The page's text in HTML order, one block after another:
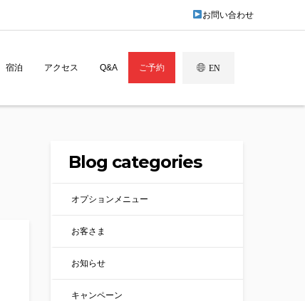
お問い合わせ
宿泊 アクセス Q&A ご予約 EN
Blog categories
オプションメニュー
お客さま
お知らせ
キャンペーン